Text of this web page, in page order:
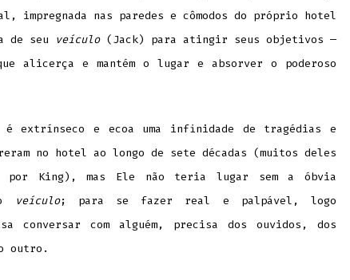
impregnada nas paredes e cômodos do próprio hotel
de seu
veículo(Jack) para atingir seus objetivos —
alicerça e mantém o lugar e absorver o poderoso
é extrínseco e ecoa uma infinidade de tragédias e
no hotel ao longo de sete décadas (muitos deles
por King), mas Ele não teria lugar sem a óbvia
veículo; para se fazer real e palpável, logo
conversar com alguém, precisa dos ouvidos, dos
outro.